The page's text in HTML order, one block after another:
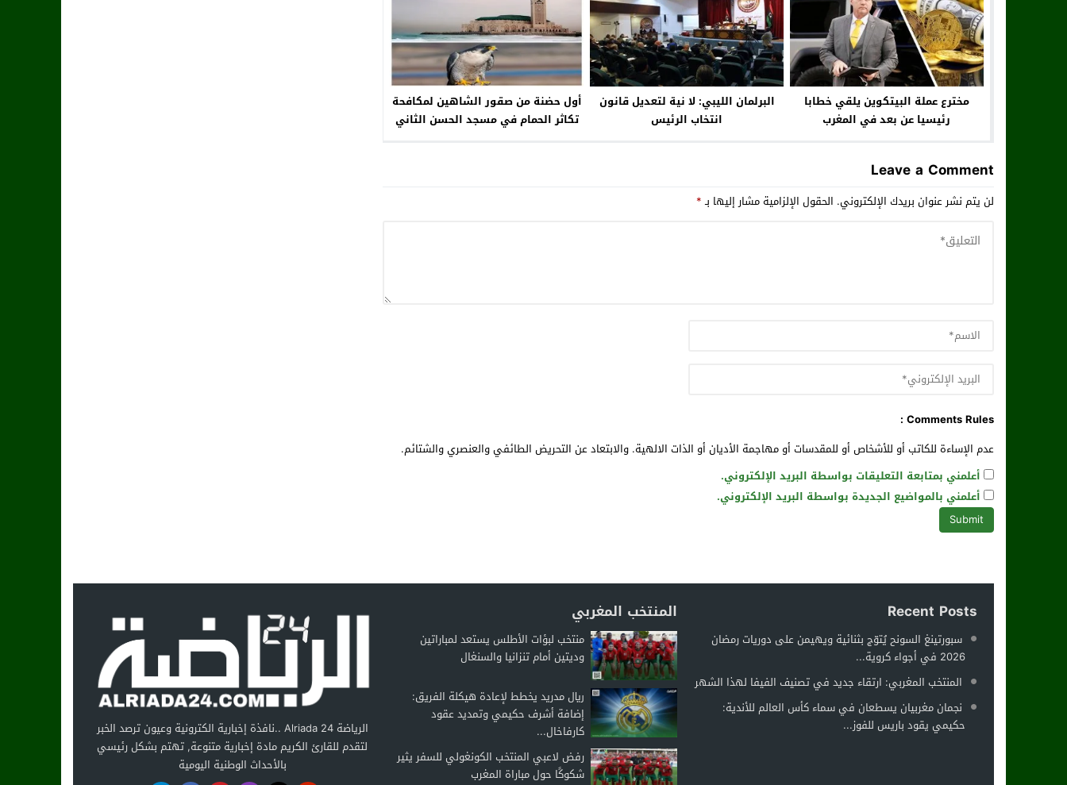
التفاصيل، أحالت الفرقة المحلية
للشرطة القضائية بالمفوضية الجهوية
للأمن بمدينة أزرو على النيابة العامة
المختصة، يوم أمس الخميس 14 أبريل
الجاري، أفراد العصابة المكونة من
أربعة أشخاص تتراوح أعمارهم ما بين
50 و60 سنة، وهم مواطنان مغربيان
مخترع عملة البيتكوين يلقي خطابا
رئيسيا عن بعد في المغرب
البرلمان الليبي: لا نية لتعديل قانون
انتخاب الرئيس
أول حضنة من صقور الشاهين لمكافحة
تكاثر الحمام في مسجد الحسن الثاني
Leave a Comment
لن يتم نشر عنوان بريدك الإلكتروني. الحقول الإلزامية مشار إليها بـ*
Comments Rules :
عدم الإساءة للكاتب أو للأشخاص أو للمقدسات أو مهاجمة الأديان أو الذات الالهية. والابتعاد عن التحريض الطائفي والعنصري والشتائم.
أعلمني بمتابعة التعليقات بواسطة البريد الإلكتروني.
أعلمني بالمواضيع الجديدة بواسطة البريد الإلكتروني.
Recent Posts
سبورتينغ السونح يُتوّج بثنائية ويهيمن على دوريات رمضان
2026 في أجواء كروية...
المنتخب المغربي: ارتقاء جديد في تصنيف الفيفا لهذا الشهر
نجمان مغربيان يسطعان في سماء كأس العالم للأندية:
حكيمي يقود باريس للفوز...
المنتخب المغربي
منتخب لبؤات الأطلس يستعد لمباراتين
وديتين أمام تنزانيا والسنغال
ريال مدريد يخطط لإعادة هيكلة الفريق:
إضافة أشرف حكيمي وتمديد عقود
كارفاخال...
رفض لاعبي المنتخب الكونغولي للسفر يثير
شكوكًا حول مباراة المغرب
الرياضة Alriada 24 ..نافذة إخبارية الكترونية وعيون ترصد الخبر
لتقدم للقارئ الكريم مادة إخبارية متنوعة, تهتم بشكل رئيسي
بالأحداث الوطنية اليومية